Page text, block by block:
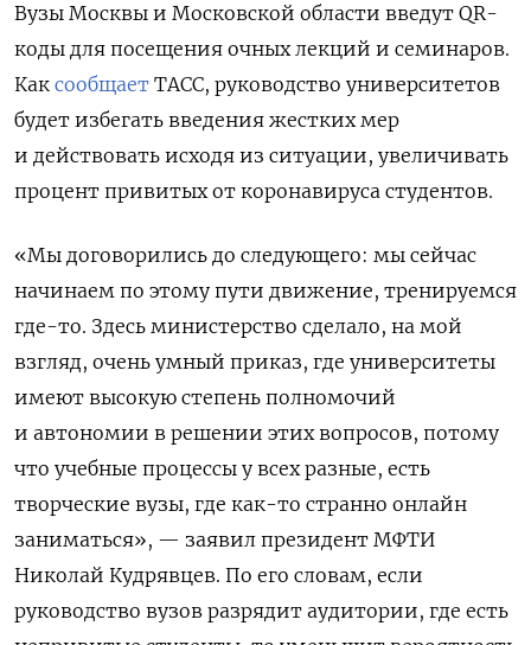
Вузы Москвы и Московской области введут QR-
коды для посещения очных лекций и семинаров.
Как сообщает ТАСС, руководство университетов
будет избегать введения жестких мер
и действовать исходя из ситуации, увеличивать
процент привитых от коронавируса студентов.
«Мы договорились до следующего: мы сейчас
начинаем по этому пути движение, тренируемся
где-то. Здесь министерство сделало, на мой
взгляд, очень умный приказ, где университеты
имеют высокую степень полномочий
и автономии в решении этих вопросов, потому
что учебные процессы у всех разные, есть
творческие вузы, где как-то странно онлайн
заниматься», — заявил президент МФТИ
Николай Кудрявцев. По его словам, если
руководство вузов разрядит аудитории, где есть